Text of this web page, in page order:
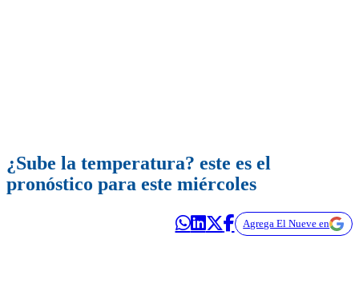
¿Sube la temperatura? este es el
pronóstico para este miércoles
Agrega El Nueve en